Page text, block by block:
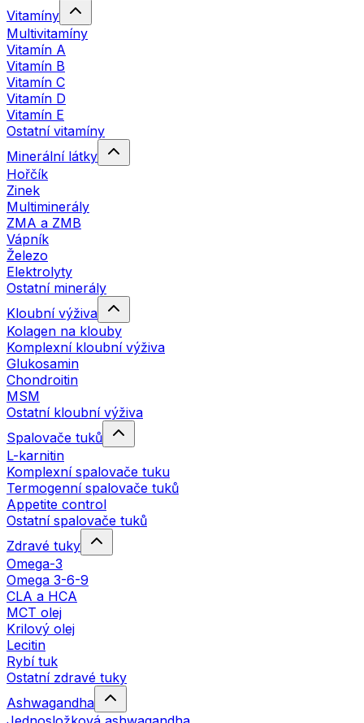
Vitamíny
Multivitamíny
Vitamín A
Vitamín B
Vitamín C
Vitamín D
Vitamín E
Ostatní vitamíny
Minerální látky
Hořčík
Zinek
Multiminerály
ZMA a ZMB
Vápník
Železo
Elektrolyty
Ostatní minerály
Kloubní výživa
Kolagen na klouby
Komplexní kloubní výživa
Glukosamin
Chondroitin
MSM
Ostatní kloubní výživa
Spalovače tuků
L-karnitin
Komplexní spalovače tuku
Termogenní spalovače tuků
Appetite control
Ostatní spalovače tuků
Zdravé tuky
Omega-3
Omega 3-6-9
CLA a HCA
MCT olej
Krilový olej
Lecitin
Rybí tuk
Ostatní zdravé tuky
Ashwagandha